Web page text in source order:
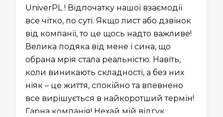
UniverPL ! Відпочатку нашої взаємодії
все чітко, по суті. Якщо лист або дзвінок
від компанії, то це щось надто важливе!
Велика подяка від мене і сина, що
обрана мрія стала реальністю. Навіть,
коли виникають складності, а без них
ніяк – це життя, спокійно та впевнено
все вирішується в найкоротший термін!
Гарна компанія! Нехай мій відгук